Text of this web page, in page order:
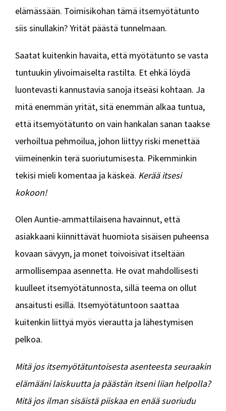
elämässään. Toimisikohan tämä itsemyötätunto
siis sinullakin? Yrität päästä tunnelmaan.
Saatat kuitenkin havaita, että myötätunto se vasta
tuntuukin ylivoimaiselta rastilta. Et ehkä löydä
luontevasti kannustavia sanoja itseäsi kohtaan. Ja
mitä enemmän yrität, sitä enemmän alkaa tuntua,
että itsemyötätunto on vain hankalan sanan taakse
verhoiltua pehmoilua, johon liittyy riski menettää
viimeinenkin terä suoriutumisesta. Pikemminkin
tekisi mieli komentaa ja käskeä. Kerää itsesi
kokoon!
Olen Auntie-ammattilaisena havainnut, että
asiakkaani kiinnittävät huomiota sisäisen puheensa
kovaan sävyyn, ja monet toivoisivat itseltään
armollisempaa asennetta. He ovat mahdollisesti
kuulleet itsemyötätunnosta, sillä teema on ollut
ansaitusti esillä. Itsemyötätuntoon saattaa
kuitenkin liittyä myös vierautta ja lähestymisen
pelkoa.
Mitä jos itsemyötätuntoisesta asenteesta seuraakin
elämääni laiskuutta ja päästän itseni liian helpolla?
Mitä jos ilman sisäistä piiskaa en enää suoriudu